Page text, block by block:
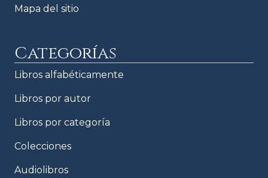
Mapa del sitio
Categorías
Libros alfabéticamente
Libros por autor
Libros por categoría
Colecciones
Audiolibros